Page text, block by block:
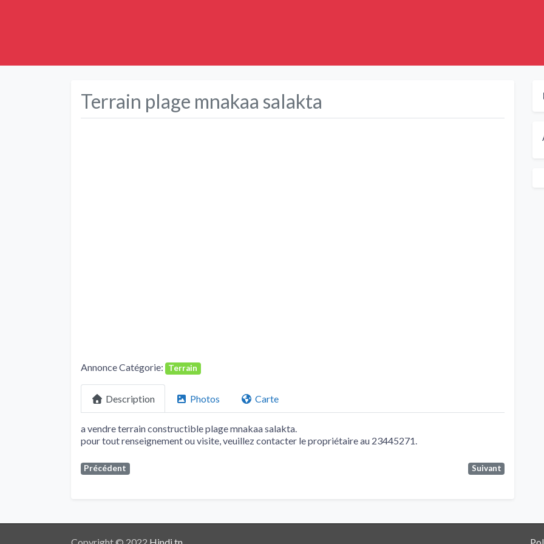
Terrain plage mnakaa salakta
Annonce Catégorie: Terrain
Description Photos Carte
a vendre terrain constructible plage mnakaa salakta.
pour tout renseignement ou visite, veuillez contacter le propriétaire au 23445271.
Précédent Suivant